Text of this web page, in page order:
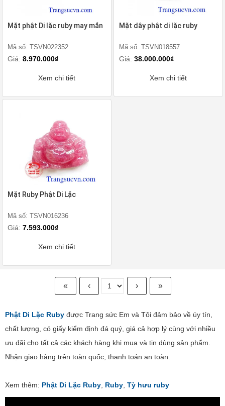
Mặt phật Di lặc ruby may mắn
Mã số: TSVN022352
Giá: 8.970.000₫
Xem chi tiết
Mặt dây phật di lặc ruby
Mã số: TSVN018557
Giá: 38.000.000₫
Xem chi tiết
Mặt Ruby Phật Di Lặc
Mã số: TSVN016236
Giá: 7.593.000₫
Xem chi tiết
« ‹ › »
Phật Di Lặc Ruby được Trang sức Em và Tôi đảm bảo về úy tín,
chất lượng, có giấy kiểm định đá quý, giá cả hợp lý cùng với nhiều
ưu đãi cho tất cả các khách hàng khi mua và tin dùng sản phẩm.
Nhận giao hàng trên toàn quốc, thanh toán an toàn.
Xem thêm: Phật Di Lặc Ruby Ruby Tỳ hưu ruby